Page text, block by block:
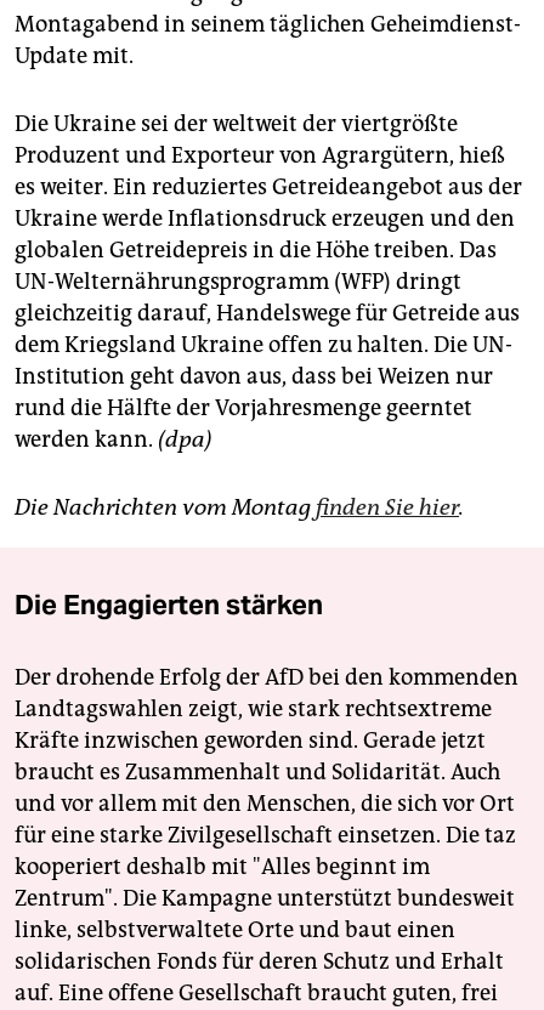
Montagabend in seinem täglichen Geheimdienst-
Update mit.
Die Ukraine sei der weltweit der viertgrößte
Produzent und Exporteur von Agrargütern, hieß
es weiter. Ein reduziertes Getreideangebot aus der
Ukraine werde Inflationsdruck erzeugen und den
globalen Getreidepreis in die Höhe treiben. Das
UN-Welternährungsprogramm (WFP) dringt
gleichzeitig darauf, Handelswege für Getreide aus
dem Kriegsland Ukraine offen zu halten. Die UN-
Institution geht davon aus, dass bei Weizen nur
rund die Hälfte der Vorjahresmenge geerntet
werden kann. (dpa)
Die Nachrichten vom Montag finden Sie hier.
Die Engagierten stärken
Der drohende Erfolg der AfD bei den kommenden
Landtagswahlen zeigt, wie stark rechtsextreme
Kräfte inzwischen geworden sind. Gerade jetzt
braucht es Zusammenhalt und Solidarität. Auch
und vor allem mit den Menschen, die sich vor Ort
für eine starke Zivilgesellschaft einsetzen. Die taz
kooperiert deshalb mit "Alles beginnt im
Zentrum". Die Kampagne unterstützt bundesweit
linke, selbstverwaltete Orte und baut einen
solidarischen Fonds für deren Schutz und Erhalt
auf. Eine offene Gesellschaft braucht guten, frei